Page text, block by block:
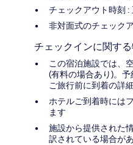
チェックアウト時刻 :
非対面式のチェック
チェックインに関す
この宿泊施設では、
(有料の場合あり)。予
ご旅行前に到着の詳
ホテルご到着時には
ます
施設から提供された
訳されている場合が